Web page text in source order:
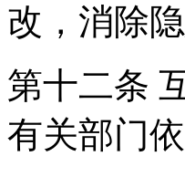
改，消除隐
第十二条
有关部门